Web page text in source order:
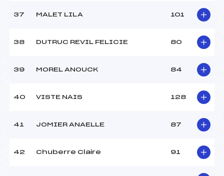
37 MALET LILA 101
38 DUTRUC REVIL FELICIE 80
39 MOREL ANOUCK 84
40 VISTE NAIS 128
41 JOMIER ANAELLE 87
42 Chuberre Claire 91